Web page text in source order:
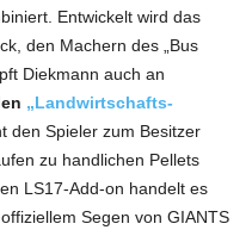
Entwickelt wird das
den Machern des „Bus
Diekmann auch an
„Landwirtschafts-
den Spieler zum Besitzer
zu handlichen Pellets
LS17-Add-on handelt es
Segen von GIANTS